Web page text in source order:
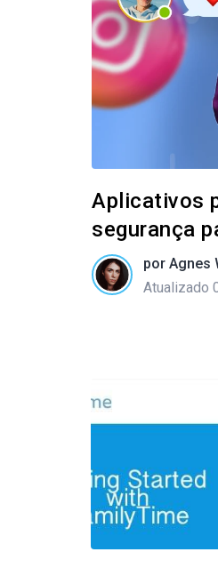
Aplicativos
segurança
por Agnes
Atualizado